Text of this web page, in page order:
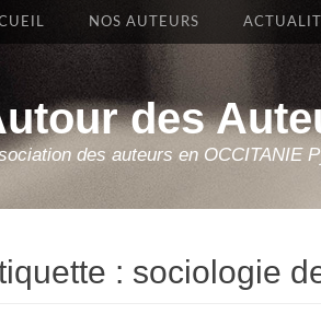
des
des auteurs en OCCITANIE
Menu
NOS AUTEURS
: sociologie